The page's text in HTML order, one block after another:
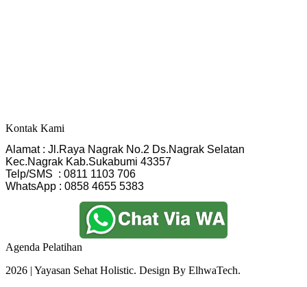
Kontak Kami
Alamat : Jl.Raya Nagrak No.2 Ds.Nagrak Selatan
Kec.Nagrak Kab.Sukabumi 43357
Telp/SMS  : 0811 1103 706
WhatsApp : 0858 4655 5383
Agenda Pelatihan
2026 | Yayasan Sehat Holistic. Design By ElhwaTech.